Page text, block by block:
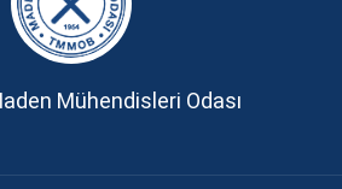
Mühendisleri Odası